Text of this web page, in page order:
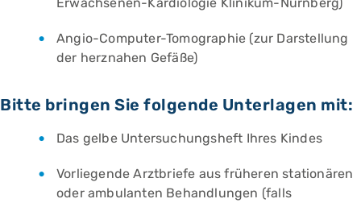
Angio-Computer-Tomographie (zur Darstellung
der herznahen Gefäße)
Bitte bringen Sie folgende Unterlagen mit:
Das gelbe Untersuchungsheft Ihres Kindes
Vorliegende Arztbriefe aus früheren stationären
oder ambulanten Behandlungen (falls